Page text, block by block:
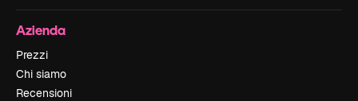
Azienda
Prezzi
Chi siamo
Recensioni